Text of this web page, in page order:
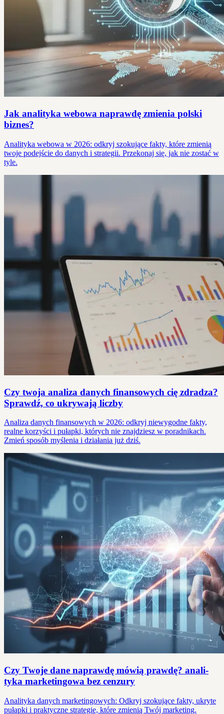
Jak analityka webowa naprawdę zmienia polski
biznes?
Analityka webowa w 2026: odkryj szokujące fakty, które zmienią
twoje podejście do danych i strategii. Przekonaj się, jak nie zostać w
tyle.
Czy twoja analiza danych finansowych cię zdradza?
Sprawdź, co ukrywają liczby
Analiza danych finansowych w 2026: odkryj niewygodne fakty,
realne korzyści i pułapki, których nie znajdziesz w poradnikach.
Zmień sposób myślenia i działania już dziś.
Czy Twoje dane naprawdę mówią prawdę? anali­
tyka marketingowa bez cenzury
Analityka danych marketingowych: Odkryj szokujące fakty, ukryte
pułapki i praktyczne strategie, które zmienią Twój marketing.